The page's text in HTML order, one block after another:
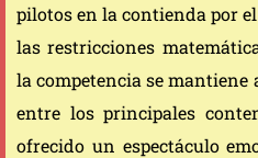
pilotos en la contienda por
las restricciones
la competencia se mantiene
entre los principales
ofrecido un espectáculo